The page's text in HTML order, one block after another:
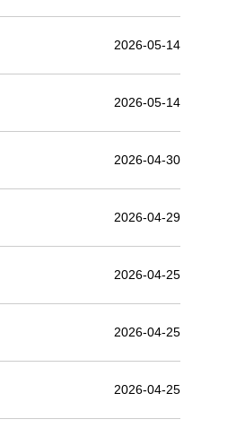
2026-05-14
2026-05-14
2026-04-30
2026-04-29
2026-04-25
2026-04-25
2026-04-25